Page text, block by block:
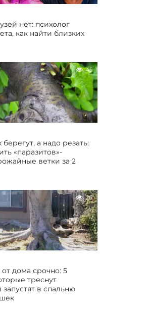
нет: психолог
как найти близких
45
а надо резать:
«паразитов»-
ветки за 2
26
дома срочно: 5
треснут
в спальню